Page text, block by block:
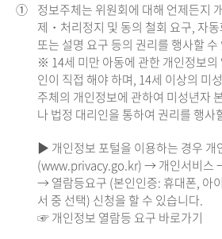
① 정보주체는 위원회에 대해 언제든지
제・처리정지 및 동의 철회 요구, 자
또는 설명 요구 등의 권리를 행사할 수
※ 14세 미만 아동에 관한 개인정보의
인이 직접 해야 하며, 14세 이상의 미
주체의 개인정보에 관하여 미성년자
나 법정 대리인을 통하여 권리를 행사
▶ 개인정보 포털을 이용하는 경우 개
(www.privacy.go.kr) → 개인서비스
→ 열람등요구 (본인인증: 휴대폰, 아
서 중 선택) 신청을 할 수 있습니다.
☞ 개인정보 열람등 요구 바로가기